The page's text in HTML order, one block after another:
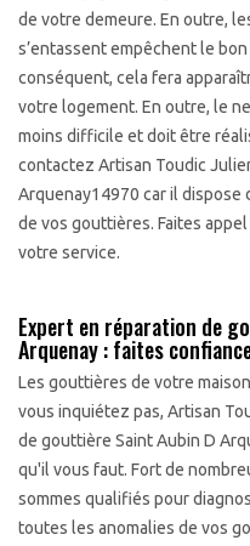
de votre demeure. En outre,
s’entassent empêchent le
conséquent, cela fera
votre logement. En outre, le
moins difficile et doit être
contactez Artisan Toudic
Arquenay14970 car il dispose
de vos gouttières. Faites
votre service.
Expert en réparation de
Arquenay : faites
Les gouttières de votre
vous inquiétez pas, Artisan
de gouttière Saint Aubin D
qu'il vous faut. Fort de
sommes qualifiés pour
toutes les anomalies de vos